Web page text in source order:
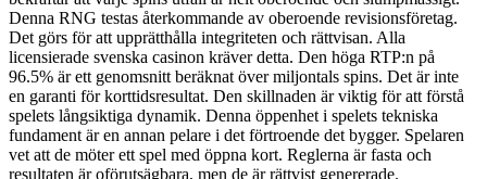
Denna RNG testas återkommande av oberoende revisionsföretag.
Det görs för att upprätthålla integriteten och rättvisan. Alla
licensierade svenska casinon kräver detta. Den höga RTP:n på
96.5% är ett genomsnitt beräknat över miljontals spins. Det är inte
en garanti för korttidsresultat. Den skillnaden är viktig för att förstå
spelets långsiktiga dynamik. Denna öppenhet i spelets tekniska
fundament är en annan pelare i det förtroende det bygger. Spelaren
vet att de möter ett spel med öppna kort. Reglerna är fasta och
resultaten är oförutsägbara, men de är rättvist genererade.